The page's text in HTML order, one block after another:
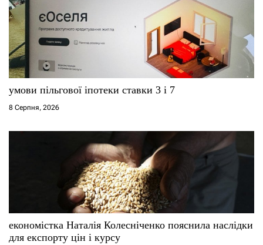
умови пільгової іпотеки ставки 3 і 7
8 Серпня, 2026
економістка Наталія Колесніченко пояснила наслідки
для експорту цін і курсу